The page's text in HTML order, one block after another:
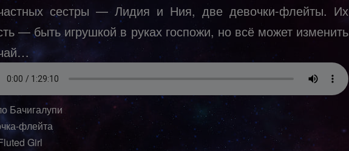
сестры — Лидия и Ния, две девочки-флейты. Их
— быть игрушкой в руках госпожи, но всё может изменить
Бачигалупи
флейта
Girl